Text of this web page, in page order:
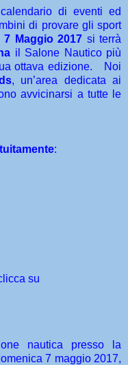
di eventi ed
di provare gli sport
7 Maggio 2017 si terrà
il Salone Nautico più
ottava edizione. Noi
, un’area dedicata ai
avvicinarsi a tutte le
:
su
nautica presso la
7 maggio 2017,